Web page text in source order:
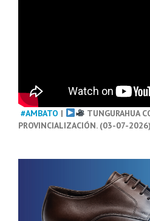
#AMBATO |
TUNGURAHUA
PROVINCIALIZACIÓN. (03-07-2026)